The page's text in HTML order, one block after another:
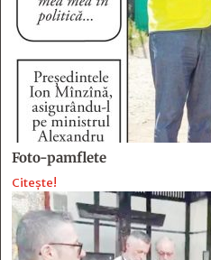
Foto-pamflete
Citește!